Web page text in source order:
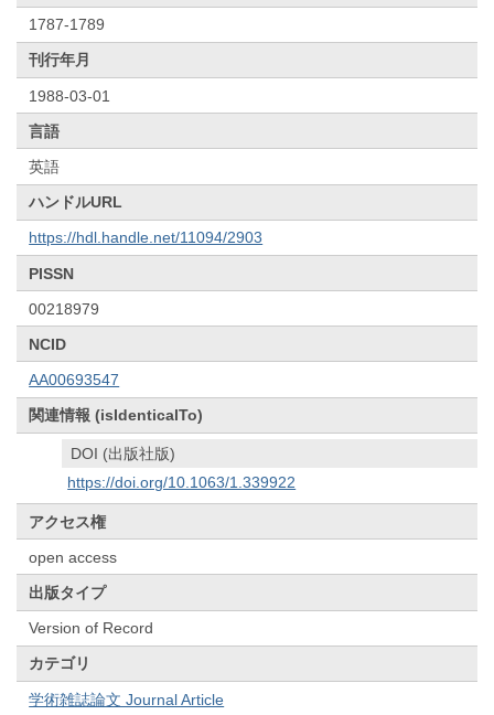
1787-1789
刊行年月
1988-03-01
言語
英語
ハンドルURL
https://hdl.handle.net/11094/2903
PISSN
00218979
NCID
AA00693547
関連情報 (isIdenticalTo)
DOI (出版社版)
https://doi.org/10.1063/1.339922
アクセス権
open access
出版タイプ
Version of Record
カテゴリ
学術雑誌論文 Journal Article